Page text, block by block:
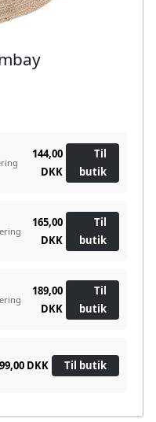
144,00
DKK
Til
butik
165,00
DKK
Til
butik
189,00
DKK
Til
butik
DKK Til butik